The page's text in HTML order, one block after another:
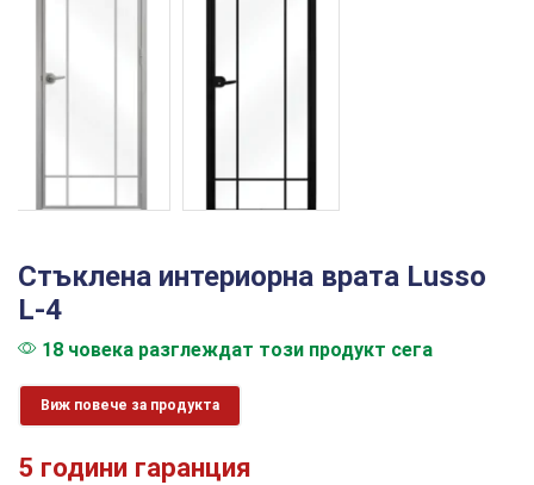
Стъклена интериорна врата Lusso
L-4
18 човека разглеждат този продукт сега
Виж повече за продукта
5 години гаранция